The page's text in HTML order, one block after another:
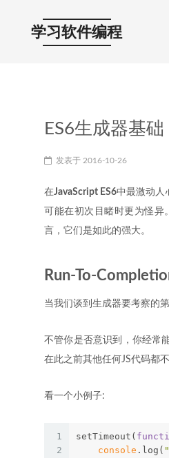
学习软件编程
ES6生成器基础
发表于 2016-10-26
在JavaScript ES6中最激动人
可能在初次目睹时更为怪
言，它们是如此的强大。
Run-To-
当我们谈到生成器要考察的
不管你是否意识到，你经常
在此之前其他任何JS代码都不
看一个小例子:
1
2
setTimeout(
console .log(